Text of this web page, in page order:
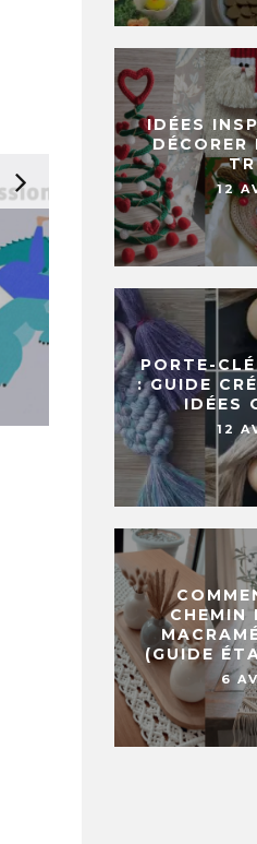
14 TRUCS ET
SAVOIR POUR
18 JANVIER 2016
IDÉES
DÉCORER
12
PORTE-
: GUIDE
IDÉES
12
CHEMIN
(GUIDE
6